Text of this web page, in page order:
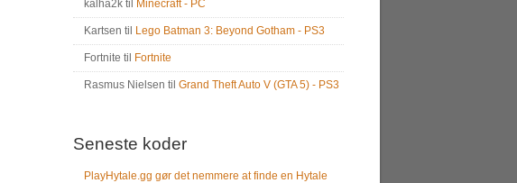
kalha2k til Minecraft - PC
Kartsen til Lego Batman 3: Beyond Gotham - PS3
Fortnite til Fortnite
Rasmus Nielsen til Grand Theft Auto V (GTA 5) - PS3
Seneste koder
PlayHytale.gg gør det nemmere at finde en Hytale